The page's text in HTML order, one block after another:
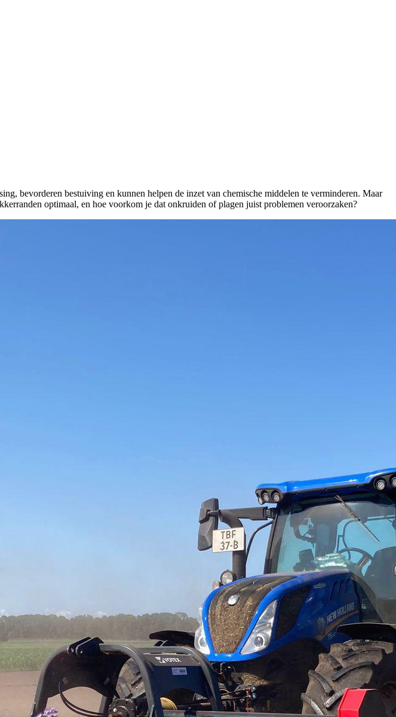
bevorderen bestuiving en kunnen helpen de inzet van chemische middelen te verminderen. Maar
optimaal, en hoe voorkom je dat onkruiden of plagen juist problemen veroorzaken?